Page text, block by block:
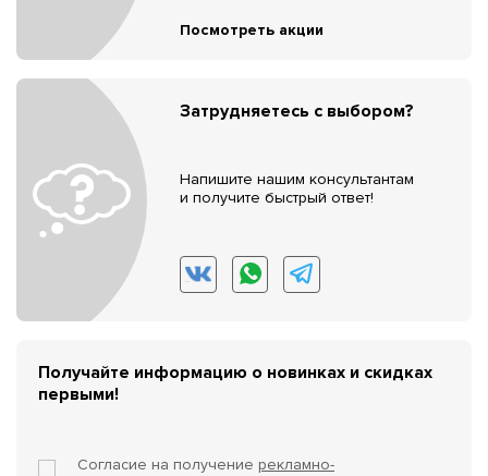
Посмотреть акции
Затрудняетесь с выбором?
Напишите нашим консультантам
и получите быстрый ответ!
Получайте информацию о новинках и скидках
первыми!
Согласие на получение рекламно-